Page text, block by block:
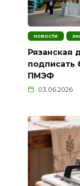
НОВОСТИ
Рязанская
подписать
ПМЭФ
03.06.2026